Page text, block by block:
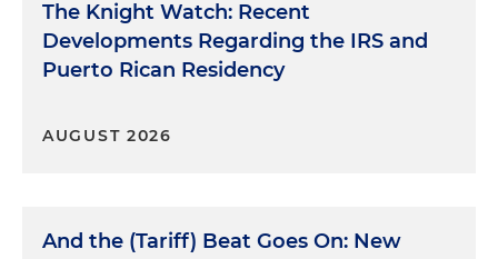
The Knight Watch: Recent
Developments Regarding the IRS and
Puerto Rican Residency
AUGUST 2026
And the (Tariff) Beat Goes On: New